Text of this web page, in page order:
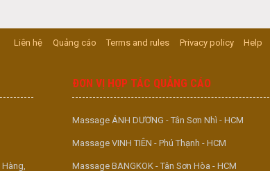
Liên hệ Quảng cáo Terms and rules Privacy policy Help
Hàng,
ĐƠN VỊ HỢP TÁC QUẢNG CÁO
Massage ÁNH DƯƠNG - Tân Sơn Nhì - HCM
Massage VINH TIÊN - Phú Thạnh - HCM
Massage BANGKOK - Tân Sơn Hòa - HCM